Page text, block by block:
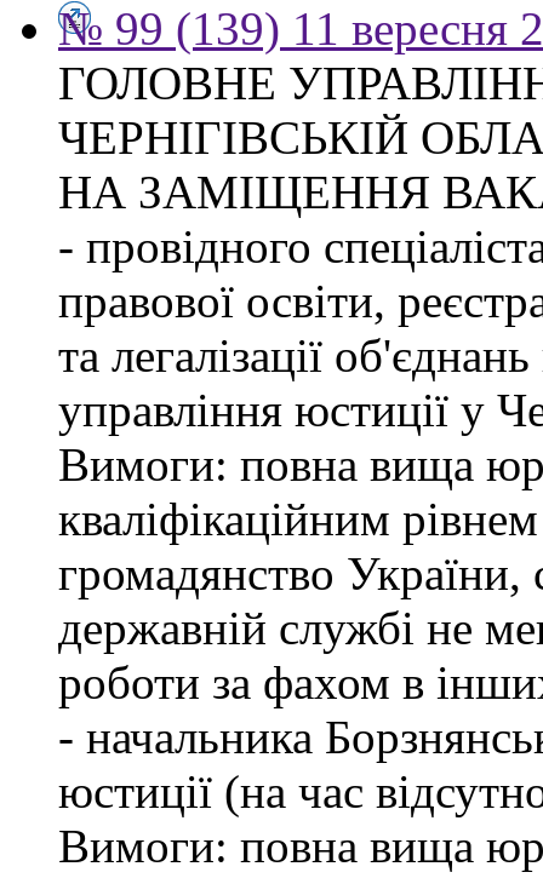
№ 99 (139) 11 вересня
ГОЛОВНЕ
ЧЕРНІГІВСЬКІЙ
НА ЗАМІЩЕННЯ
- провідного
правової освіти,
та легалізації
управління юстиції у
Вимоги: повна вища
кваліфікаційним
громадянство
державній службі не
роботи за фахом в
- начальника
юстиції (на час
Вимоги: повна вища